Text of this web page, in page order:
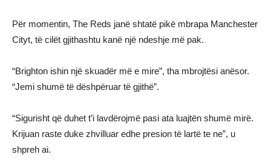
Për momentin, The Reds janë shtatë pikë mbrapa Manchester
Cityt, të cilët gjithashtu kanë një ndeshje më pak.
“Brighton ishin një skuadër më e mire”, tha mbrojtësi anësor.
“Jemi shumë të dëshpëruar të gjithë”.
“Sigurisht që duhet t’i lavdërojmë pasi ata luajtën shumë mirë.
Krijuan raste duke zhvilluar edhe presion të lartë te ne”, u
shpreh ai.